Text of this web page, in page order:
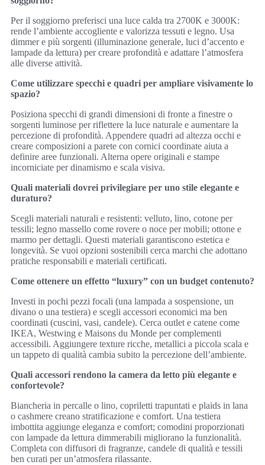
Per il soggiorno preferisci una luce calda tra 2700K e 3000K:
rende l’ambiente accogliente e valorizza tessuti e legno. Usa
dimmer e più sorgenti (illuminazione generale, luci d’accento e
lampade da lettura) per creare profondità e adattare l’atmosfera
alle diverse attività.
Come utilizzare specchi e quadri per ampliare visivamente lo
spazio?
Posiziona specchi di grandi dimensioni di fronte a finestre o
sorgenti luminose per riflettere la luce naturale e aumentare la
percezione di profondità. Appendere quadri ad altezza occhi e
creare composizioni a parete con cornici coordinate aiuta a
definire aree funzionali. Alterna opere originali e stampe
incorniciate per dinamismo e scala visiva.
Quali materiali dovrei privilegiare per uno stile elegante e
duraturo?
Scegli materiali naturali e resistenti: velluto, lino, cotone per
tessili; legno massello come rovere o noce per mobili; ottone e
marmo per dettagli. Questi materiali garantiscono estetica e
longevità. Se vuoi opzioni sostenibili cerca marchi che adottano
pratiche responsabili e materiali certificati.
Come ottenere un effetto “luxury” con un budget contenuto?
Investi in pochi pezzi focali (una lampada a sospensione, un
divano o una testiera) e scegli accessori economici ma ben
coordinati (cuscini, vasi, candele). Cerca outlet e catene come
IKEA, Westwing e Maisons du Monde per complementi
accessibili. Aggiungere texture ricche, metallici a piccola scala e
un tappeto di qualità cambia subito la percezione dell’ambiente.
Quali accessori rendono la camera da letto più elegante e
confortevole?
Biancheria in percalle o lino, copriletti trapuntati e plaids in lana
o cashmere creano stratificazione e comfort. Una testiera
imbottita aggiunge eleganza e comfort; comodini proporzionati
con lampade da lettura dimmerabili migliorano la funzionalità.
Completa con diffusori di fragranze, candele di qualità e tessili
ben curati per un’atmosfera rilassante.